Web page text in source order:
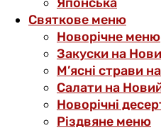
Святкове меню
Новорічне меню
Закуски на
М’ясні страви
Салати на
Новорічні
Різдвяне меню